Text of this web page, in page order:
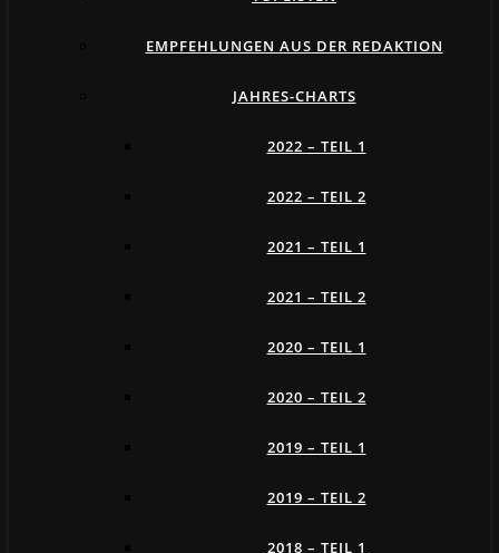
EMPFEHLUNGEN AUS DER REDAKTION
JAHRES-CHARTS
2022 – TEIL 1
2022 – TEIL 2
2021 – TEIL 1
2021 – TEIL 2
2020 – TEIL 1
2020 – TEIL 2
2019 – TEIL 1
2019 – TEIL 2
2018 – TEIL 1